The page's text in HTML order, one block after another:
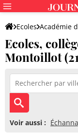
Ecoles Académie
Ecoles,
Montoillot
Voir aussi :